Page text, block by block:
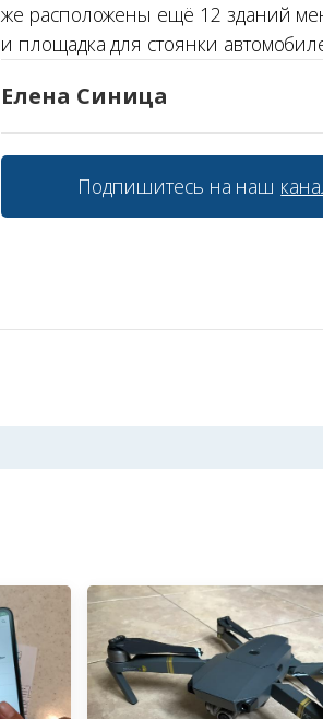
же расположены ещё 12 зданий
и площадка для стоянки
Елена Синица
Подпишитесь на наш